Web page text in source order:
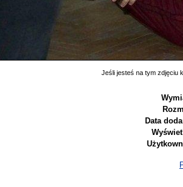
Jeśli jesteś na tym zdjęciu
Data